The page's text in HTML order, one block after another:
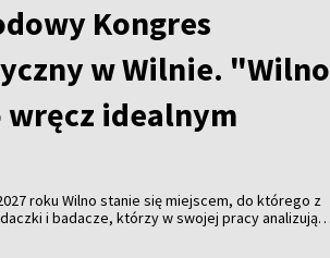
Kongres
w Wilnie. "Wilno
wręcz idealnym
roku Wilno stanie się miejscem, do którego z
i badacze, którzy w swojej pracy analizują